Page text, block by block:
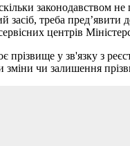
законодавством
треба
центрів
прізвище у зв'язку з
чи залишення